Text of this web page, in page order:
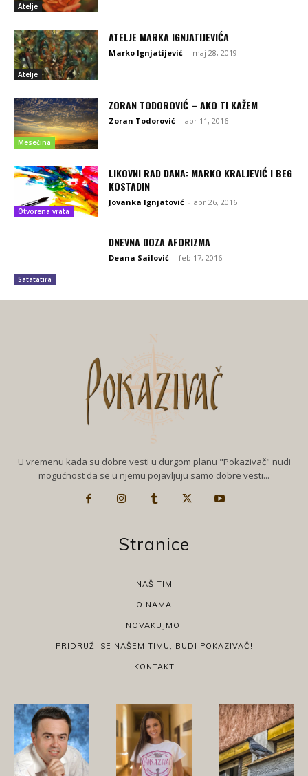
Atelje
Atelje
ATELJE MARKA IGNJATIJEVIĆA
Marko Ignjatijević - maj 28, 2019
Mesečina
ZORAN TODOROVIĆ – AKO TI KAŽEM
Zoran Todorović - apr 11, 2016
Otvorena vrata
LIKOVNI RAD DANA: MARKO KRALJEVIĆ I BEG
KOSTADIN
Jovanka Ignjatović - apr 26, 2016
Satatatira
DNEVNA DOZA AFORIZMA
Deana Sailović - feb 17, 2016
U vremenu kada su dobre vesti u durgom planu "Pokazivač" nudi
mogućnost da se u njemu pojavljuju samo dobre vesti...
Stranice
NAŠ TIM
O NAMA
NOVAKUJMO!
PRIDRUŽI SE NAŠEM TIMU, BUDI POKAZIVAČ!
KONTAKT